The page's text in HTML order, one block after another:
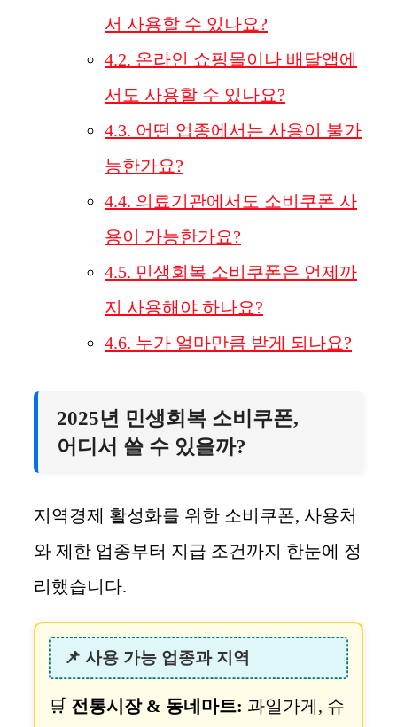
서 사용할 수 있나요?
4.2. 온라인 쇼핑몰이나 배달앱에
서도 사용할 수 있나요?
4.3. 어떤 업종에서는 사용이 불가
능한가요?
4.4. 의료기관에서도 소비쿠폰 사
용이 가능한가요?
4.5. 민생회복 소비쿠폰은 언제까
지 사용해야 하나요?
4.6. 누가 얼마만큼 받게 되나요?
2025년 민생회복 소비쿠폰,
어디서 쓸 수 있을까?
지역경제 활성화를 위한 소비쿠폰, 사용처
와 제한 업종부터 지급 조건까지 한눈에 정
리했습니다.
📌 사용 가능 업종과 지역
🛒 전통시장 & 동네마트: 과일가게, 슈